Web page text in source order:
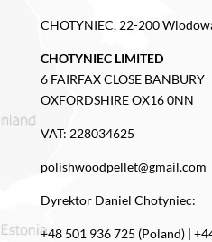
CHOTYNIEC, 22-200
CHOTYNIEC LIMITED
6 FAIRFAX CLOSE BANBURY
OXFORDSHIRE OX16 0NN
VAT: 228034625
polishwoodpellet@gmail.com
Dyrektor Daniel Chotyniec:
+48 501 936 725 (Poland) |